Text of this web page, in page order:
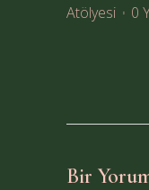
Atölyesi
0
Bir